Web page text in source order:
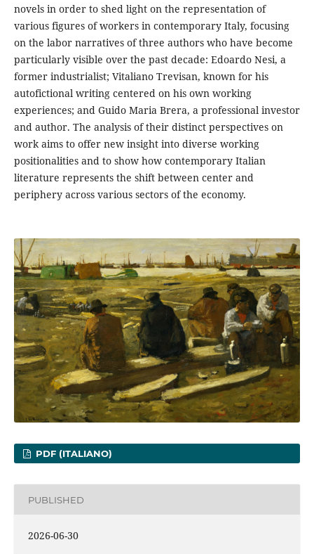
novels in order to shed light on the representation of
various figures of workers in contemporary Italy, focusing
on the labor narratives of three authors who have become
particularly visible over the past decade: Edoardo Nesi, a
former industrialist; Vitaliano Trevisan, known for his
autofictional writing centered on his own working
experiences; and Guido Maria Brera, a professional investor
and author. The analysis of their distinct perspectives on
work aims to offer new insight into diverse working
positionalities and to show how contemporary Italian
literature represents the shift between center and
periphery across various sectors of the economy.
PDF (ITALIANO)
PUBLISHED
2026-06-30